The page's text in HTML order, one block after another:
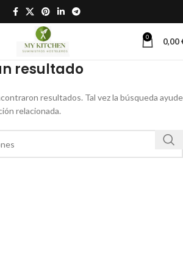
0 0,00
resultado
resultados. Tal vez la búsqueda ayude
relacionada.